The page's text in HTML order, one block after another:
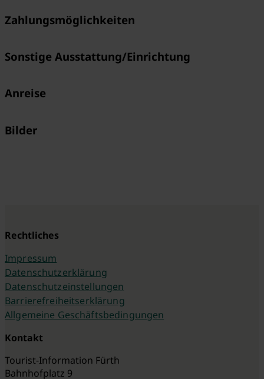
Zahlungsmöglichkeiten
Sonstige Ausstattung/Einrichtung
Anreise
Bilder
Rechtliches
Impressum
Datenschutzerklärung
Datenschutzeinstellungen
Barrierefreiheitserklärung
Allgemeine Geschäftsbedingungen
Kontakt
Tourist-Information Fürth
Bahnhofplatz 9